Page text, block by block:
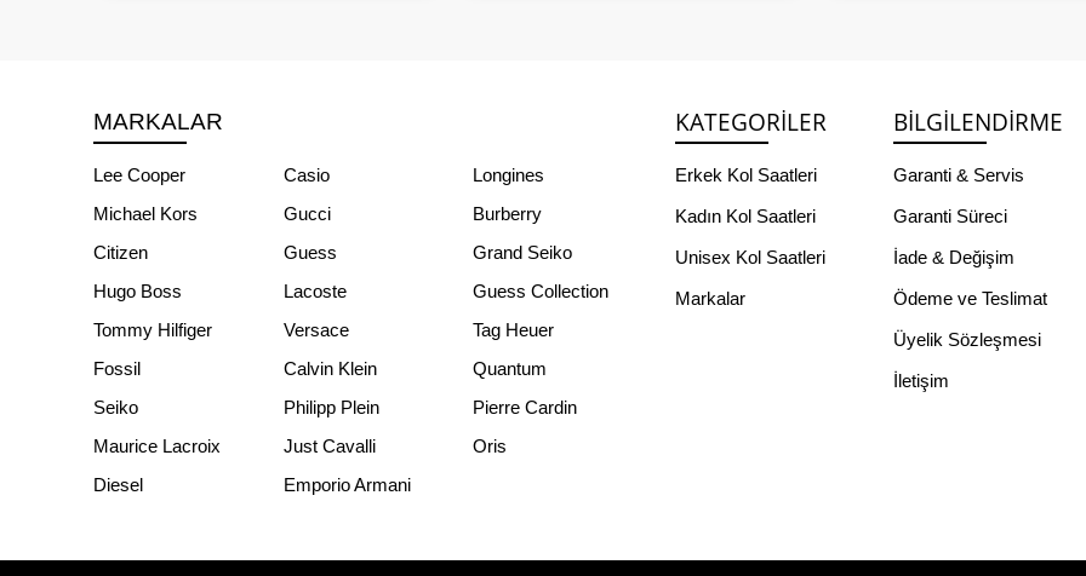
MARKALAR
Lee Cooper Casio
Longines
Michael Kors
Gucci
Burberry
Citizen
Guess
Grand Seiko
Hugo Boss
Lacoste
Guess Collection
Tommy Hilfiger
Versace
Tag Heuer
Fossil
Calvin Klein
Quantum
Seiko
Philipp Plein
Pierre Cardin
Maurice Lacroix
Just Cavalli
Oris
Diesel
Emporio Armani
KATEGORILER
Erkek Kol Saatleri
Kadın Kol Saatleri
Unisex Kol Saatleri
Markalar
BILGILENDIRME
Garanti & Servis
Garanti Süreci
İade & Değişim
Ödeme ve Teslimat
Üyelik Sözleşmesi
İletişim